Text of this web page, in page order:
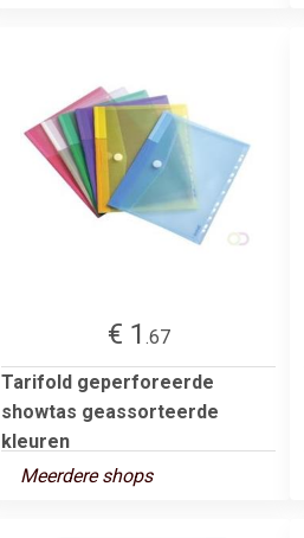
€ 1 .67
Tarifold geperforeerde
showtas geassorteerde
kleuren
Meerdere shops